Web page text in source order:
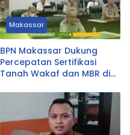
Makassar
BPN Makassar Dukung
Percepatan Sertifikasi
Tanah Wakaf dan MBR di